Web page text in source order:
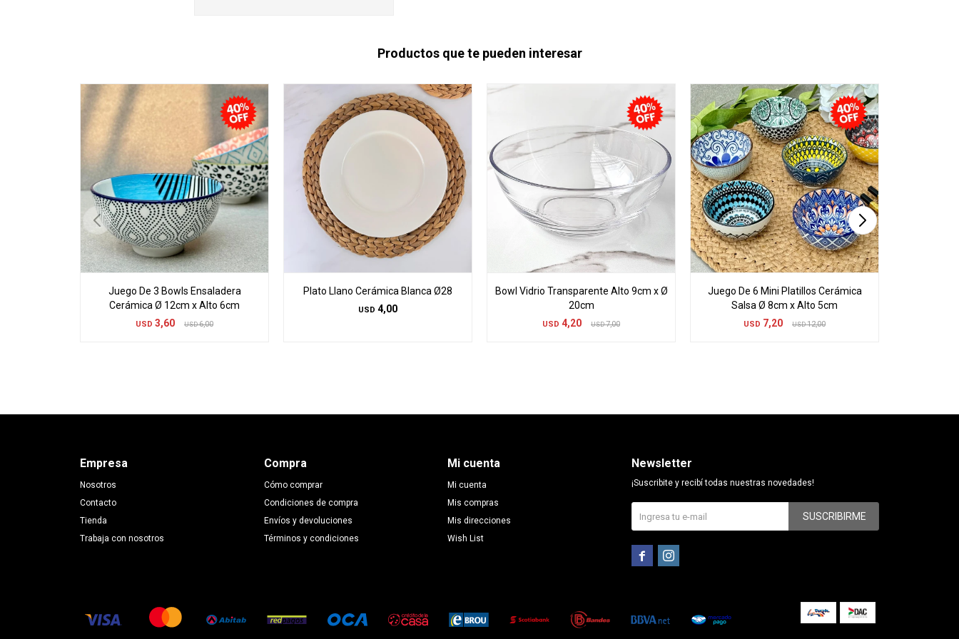
Productos que te pueden interesar
Juego De 3 Bowls Ensaladera
Cerámica Ø 12cm x Alto 6cm
USD 3,60 USD 6,00
Plato Llano Cerámica Blanca Ø28
USD 4,00
Bowl Vidrio Transparente Alto 9cm x Ø
20cm
USD 4,20 USD 7,00
Juego De 6 Mini Platillos Cerámica
Salsa Ø 8cm x Alto 5cm
USD 7,20 USD 12,00
Empresa
Nosotros
Contacto
Tienda
Trabaja con nosotros
Compra
Cómo comprar
Condiciones de compra
Envíos y devoluciones
Términos y condiciones
Mi cuenta
Mi cuenta
Mis compras
Mis direcciones
Wish List
Newsletter
¡Suscribite y recibí todas nuestras novedades!
SUSCRIBIRME
 